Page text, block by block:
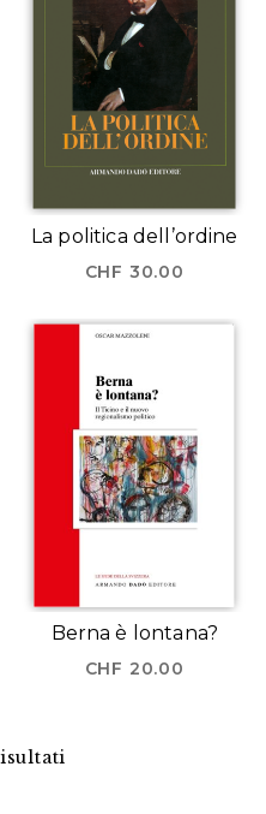
La politica dell’ordine
CHF 30.00
Berna è lontana?
CHF 20.00